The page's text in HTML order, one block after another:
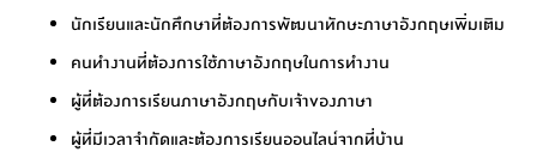
นักเรียนและนักศึกษาที่ต้องการพัฒนาทักษะภาษาอังกฤษเพิ่มเติม
คนทำงานที่ต้องการใช้ภาษาอังกฤษในการทำงาน
ผู้ที่ต้องการเรียนภาษาอังกฤษกับเจ้าของภาษา
ผู้ที่มีเวลาจำกัดและต้องการเรียนออนไลน์จากที่บ้าน